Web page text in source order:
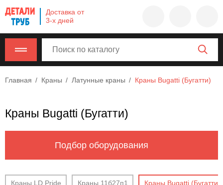
Доставка от
3-х дней
Главная Краны Латунные краны Краны Bugatti (Бугатти)
Краны Bugatti (Бугатти)
Подбор оборудования
Краны LD Pride Краны 11б27п1 Краны Bugatti (Бугатти)
Company
name
620000,
Москва,
ул.
Калужская,
info@example.com